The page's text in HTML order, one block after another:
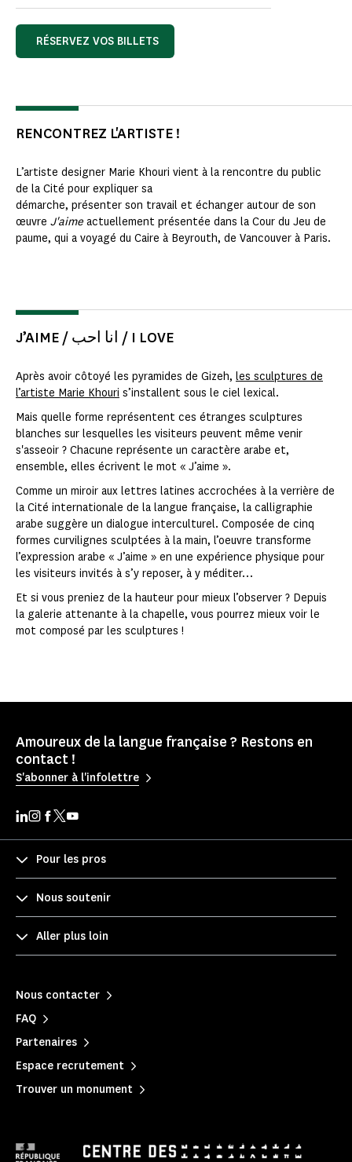
RÉSERVEZ VOS BILLETS
RENCONTREZ L'ARTISTE !
L’artiste designer Marie Khouri vient à la rencontre du public
de la Cité pour expliquer sa
démarche, présenter son travail et échanger autour de son
œuvre J'aime actuellement présentée dans la Cour du Jeu de
paume, qui a voyagé du Caire à Beyrouth, de Vancouver à Paris.
J’AIME / انا احب / I LOVE
Après avoir côtoyé les pyramides de Gizeh, les sculptures de
l’artiste Marie Khouri s’installent sous le ciel lexical.
Mais quelle forme représentent ces étranges sculptures
blanches sur lesquelles les visiteurs peuvent même venir
s'asseoir ? Chacune représente un caractère arabe et,
ensemble, elles écrivent le mot « J’aime ».
Comme un miroir aux lettres latines accrochées à la verrière de
la Cité internationale de la langue française, la calligraphie
arabe suggère un dialogue interculturel. Composée de cinq
formes curvilignes sculptées à la main, l’oeuvre transforme
l’expression arabe « J’aime » en une expérience physique pour
les visiteurs invités à s’y reposer, à y méditer…
Et si vous preniez de la hauteur pour mieux l’observer ? Depuis
la galerie attenante à la chapelle, vous pourrez mieux voir le
mot composé par les sculptures !
Amoureux de la langue française ? Restons en
contact !
S'abonner à l'infolettre
Pour les pros
Nous soutenir
Aller plus loin
Nous contacter
FAQ
Partenaires
Espace recrutement
Trouver un monument